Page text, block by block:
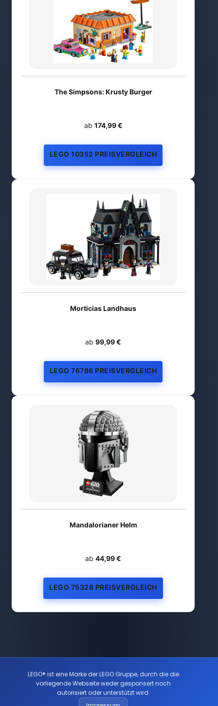
The Simpsons: Krusty Burger
ab 174,99 €
LEGO 10352 PREISVERGLEICH
Morticias Landhaus
ab 99,99 €
LEGO 76786 PREISVERGLEICH
Mandalorianer Helm
ab 44,99 €
LEGO 75328 PREISVERGLEICH
LEGO® ist eine Marke der LEGO Gruppe, durch die die
vorliegende Webseite weder gesponsert noch
autorisiert oder unterstützt wird.